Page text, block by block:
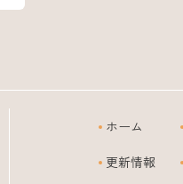
ホーム
更新情報